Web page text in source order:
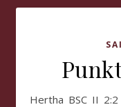
Hertha BSC II 2:2 BFC Dynamo Mittlerweile schon